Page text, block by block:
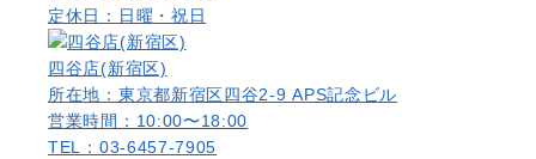
定休日：日曜・祝日
四谷店(新宿区)
所在地：東京都新宿区四谷2-9 APS記念ビル
営業時間：10:00〜18:00
TEL：03-6457-7905